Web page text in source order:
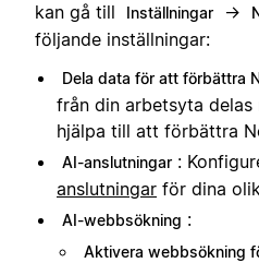
kan gå till
Inställningar →
följande inställningar:
Dela data för att förbättra
från din arbetsyta
hjälpa till att förbättra
AI-anslutningar :
anslutningar för dina
AI-webbsökning :
Aktivera webbsökning